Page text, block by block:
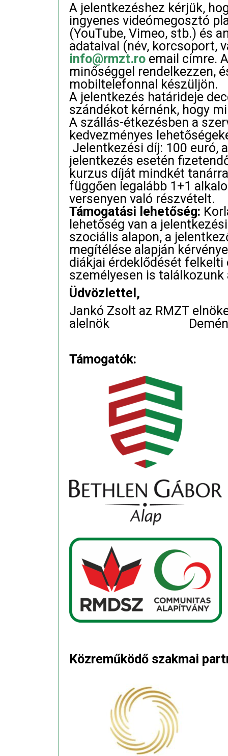
A jelentkezéshez kérjük,
ingyenes videómegosztó
(YouTube, Vimeo, stb.) és
adataival (név, korcsoport,
info@rmzt.ro email címre.
minőséggel rendelkezzen,
mobiltelefonnal készüljön.
A jelentkezés határideje
szándékot kérnénk, hogy
A szállás-étkezésben a
kedvezményes
Jelentkezési díj: 100 euró,
jelentkezés esetén
kurzus díját mindkét
függően legalább 1+1
versenyen való részvételt.
Támogatási lehetőség:
lehetőség van a
szociális alapon, a
megítélése alapján
diákjai érdeklődését felkelti
személyesen is
Üdvözlettel,
Jankó Zsolt az
alelnök Demény
Támogatók:
Közreműködő szakmai